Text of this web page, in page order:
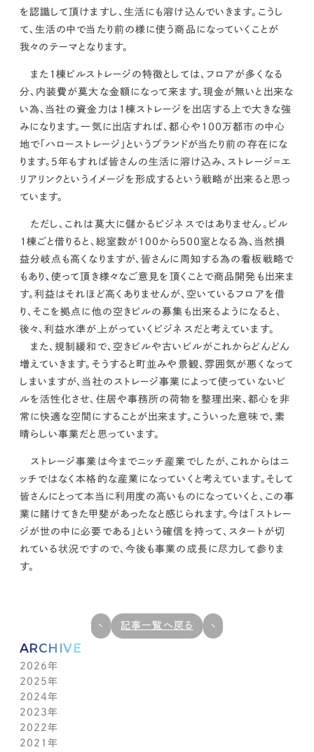
ARCHIVE
2026年
7月(1)
6月(1)
5月(1)
4月(1)
3月(1)
2025年
12月(1)
11月(1)
10月(1)
9月(1)
2024年
11月(1)
10月(1)
9月(1)
2023年
11月(1)
10月(1)
2022年
11月(1)
2021年
を認識して頂けますし、 生活にも溶け込んでいきます。こうし
て、生活の中で当たり前の様に使う商品になっていくことが
我々のテーマとなります。
また１棟ビルストレージの特徴としては、フロアが多くなる
分、内装費が莫大な金額になって来ます。現金が無いと出来な
い為、当社の資金力は１棟ストレージを出店する上で大きな強
みになります。一気に出店すれば、都心や100万都市の中心
地で「ハローストレージ」というブランドが当たり前の存在にな
ります。5年もすれば皆さんの生活に溶け込み、ストレージ＝エ
リアリンクというイメージを形成するという戦略が出来ると思っ
ています。
ただし、これは莫大に儲かるビジネスではありません。 ビル
１棟ごと借りると、総室数が100から500室となる為、当然損
益分岐点も高くなりますが、皆さんに周知する為の看板戦略で
もあり 、使って頂き様々なご意見を頂くことで商品開発も出来ま
す。利益はそれほど高くありませんが、 空いているフロアを借
り、そこを拠点に他の空きビルの募集も出来るようになると、
後々、利益水準が上がっていくビジネスだと考えています。
また、規制緩和で、空きビルや古いビルがこれからどんどん
増えていきます。そうすると町並みや景観、雰囲気が悪くなって
しまいますが、当社のストレージ事業によって使っていないビ
ルを活性化させ、住居や事務所の荷物を整理出来、都心を非
常に快適な空間にすることが出来ます。 こういった意味で、素
晴らしい事業だと思っています。
ストレージ事業は今までニッチ産業でしたが、これからはニ
ッチではなく本格的な産業になっていくと考えています。 そして
皆さんにとって本当に利用度の高いものになっていくと、この事
業に賭けてきた甲斐があったなと感じられます。今は「ストレー
ジが世の中に必要である」という確信を持って、スタートが切
れている状況ですので、今後も事業の成長に尽力して参りま
す。
記事一覧へ戻る